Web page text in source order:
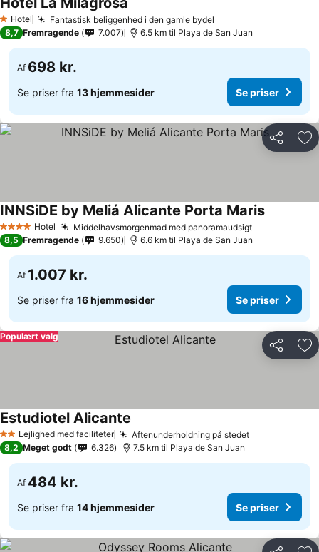
1 Stjerner
Hotel Fantastisk beliggenhed i den gamle bydel
8,7 Fremragende 7.007 6.5 km til Playa de San Juan
Af 698 kr.
Se priser fra 13 hjemmesider Se priser
Del
4 StjernerHotel Middelhavsmorgenmad med panoramaudsigt
INNSiDE by Meliá Alicante Porta Maris
8,5 Fremragende 9.650 6.6 km til Playa de San Juan
Af 1.007 kr.
Se priser fra 16 hjemmesider Se priser
Del
Populært valg
2 StjernerLejlighed med faciliteter Aftenunderholdning på stedet
Estudiotel Alicante
8,2 Meget godt 6.326 7.5 km til Playa de San Juan
Af 484 kr.
Se priser fra 14 hjemmesider Se priser